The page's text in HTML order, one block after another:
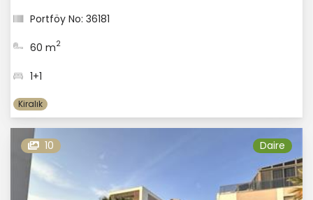
Portföy No: 36181
60 m2
1+1
Kiralık
10 Daire